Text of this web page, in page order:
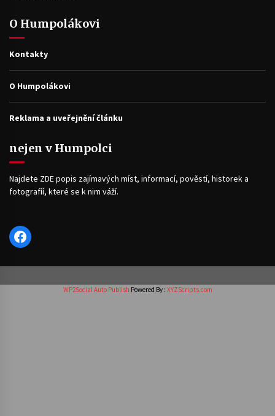
O Humpolákovi
Kontakty
O Humpolákovi
Reklama a uveřejnění článku
nejen v Humpolci
Najdete ZDE popis zajímavých míst, informací, pověstí, historek a
fotografíí, které se k nim váží.
Facebook
WP2Social Auto Publish Powered By : XYZScripts.com